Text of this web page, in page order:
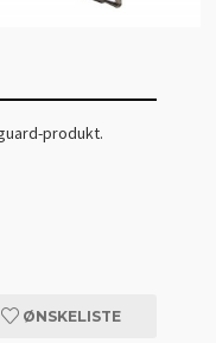
produkt.
ØNSKELISTE